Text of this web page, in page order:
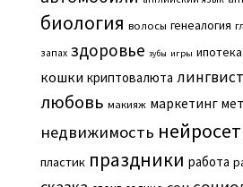
биология волосы генеалогия
запах здоровье зубы игры ипотека
кошки криптовалюта
любовь макияж маркетинг
недвижимость
пластик праздники работа